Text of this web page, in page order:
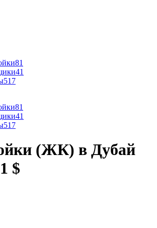
81
41
517
81
41
517
(ЖК) в Дубай
$